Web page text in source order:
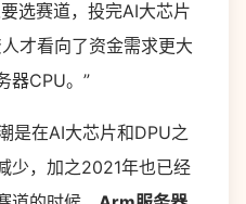
选赛道，投完AI大芯片
才看向了资金需求更大
器CPU。”
是在AI大芯片和DPU之
少，加之2021年也已经